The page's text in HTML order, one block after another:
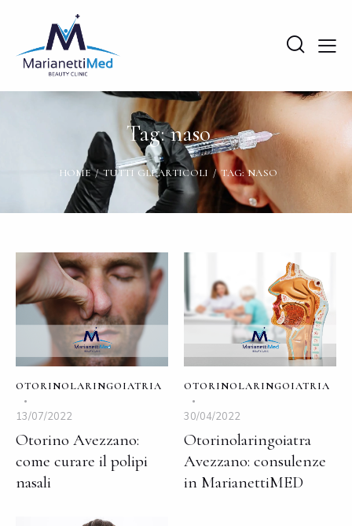
Tag: naso
HOME TUTTI GLI ARTICOLI TAG: NASO
OTORINOLARINGOIATRIA
13/07/2022
Otorino Avezzano:
come curare il polipi
nasali
OTORINOLARINGOIATRIA
30/04/2022
Otorinolaringoiatra
Avezzano: consulenze
in MarianettiMED